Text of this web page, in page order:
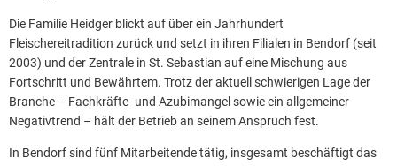
Die Familie Heidger blickt auf über ein Jahrhundert
Fleischereitradition zurück und setzt in ihren Filialen in Bendorf (seit
2003) und der Zentrale in St. Sebastian auf eine Mischung aus
Fortschritt und Bewährtem. Trotz der aktuell schwierigen Lage der
Branche – Fachkräfte- und Azubimangel sowie ein allgemeiner
Negativtrend – hält der Betrieb an seinem Anspruch fest.
In Bendorf sind fünf Mitarbeitende tätig, insgesamt beschäftigt das